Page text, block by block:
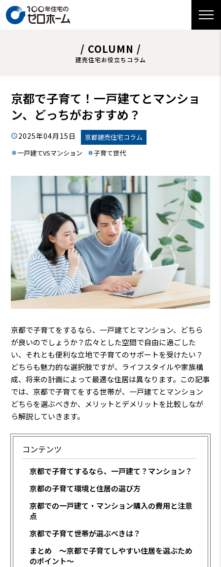
/ COLUMN /
建売住宅お役立ちコラム
京都で子育て！一戸建てとマンショ
ン、どっちがおすすめ？
2025年04月15日
京都建売住宅コラム
一戸建てVSマンション
子育て世代
京都で子育てをするなら、一戸建てとマンション、どちら
が良いのでしょうか？広々とした空間で自由に過ごした
い、それとも便利な立地で子育てのサポートを受けたい？
どちらも魅力的な選択肢ですが、ライフスタイルや家族構
成、将来の計画によって最適な住居は異なります。この記事
では、京都で子育てをする世帯が、一戸建てとマンション
どちらを選ぶべきか、メリットとデメリットを比較しなが
ら解説していきます。
コンテンツ
京都で子育てするなら、一戸建て？マンション？
京都の子育て環境と住居の選び方
京都での一戸建て・マンション購入の費用と注意
点
京都で子育て世帯が選ぶべきは？
まとめ 〜京都で子育てしやすい住居を選ぶため
のポイント〜